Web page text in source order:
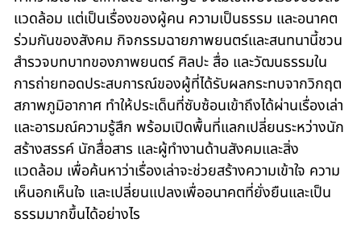
แวดล้อม แต่เป็นเรื่องของผู้คน ความเป็นธรรม และอนาคต
ร่วมกันของสังคม กิจกรรมฉายภาพยนตร์และสนทนานี้ชวน
สำรวจบทบาทของภาพยนตร์ ศิลปะ สื่อ และวัฒนธรรมใน
การถ่ายทอดประสบการณ์ของผู้ที่ได้รับผลกระทบจากวิกฤต
สภาพภูมิอากาศ ทำให้ประเด็นที่ซับซ้อนเข้าถึงได้ผ่านเรื่องเล่า
และอารมณ์ความรู้สึก พร้อมเปิดพื้นที่แลกเปลี่ยนระหว่างนัก
สร้างสรรค์ นักสื่อสาร และผู้ทำงานด้านสังคมและสิ่ง
แวดล้อม เพื่อค้นหาว่าเรื่องเล่าจะช่วยสร้างความเข้าใจ ความ
เห็นอกเห็นใจ และเปลี่ยนแปลงเพื่ออนาคตที่ยั่งยืนและเป็น
ธรรมมากขึ้นได้อย่างไร